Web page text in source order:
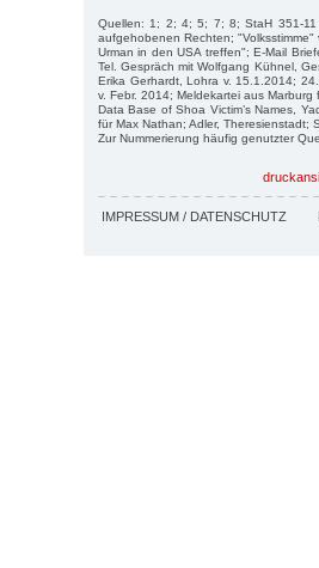
Quellen: 1; 2; 4; 5; 7; 8; StaH 351-11
aufgehobenen Rechten;
Urman in den USA treffen"; E-Mail
Tel. Gespräch mit Wolfgang Kühnel,
Erika Gerhardt, Lohra v. 15.1.2014;
v. Febr. 2014; Meldekartei aus
Data Base of Shoa Victim’s Names,
für Max Nathan; Adler, Theresienstadt;
Zur Nummerierung häufig genutzter
IMPRESSUM / DATENSCHUTZ